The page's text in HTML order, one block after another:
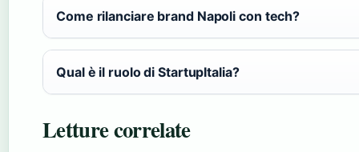
Come rilanciare brand Napoli con tech?
Qual è il ruolo di StartupItalia?
Letture correlate